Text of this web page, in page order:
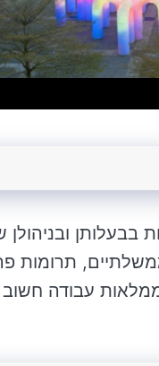
בבעלותן
תרומות
עבודה חשוב